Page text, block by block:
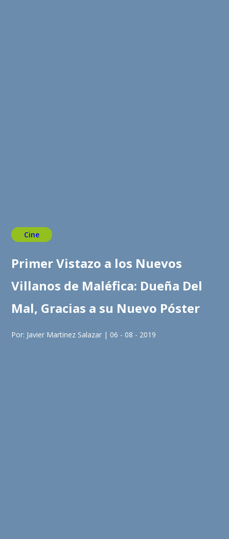
Cine
Primer Vistazo a los Nuevos
Villanos de Maléfica: Dueña Del
Mal, Gracias a su Nuevo Póster
Por: Javier Martinez Salazar | 06 - 08 - 2019